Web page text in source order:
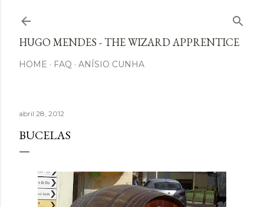
HUGO MENDES - THE WIZARD APPRENTICE
HOME FAQ ANÍSIO CUNHA
abril 28, 2012
BUCELAS